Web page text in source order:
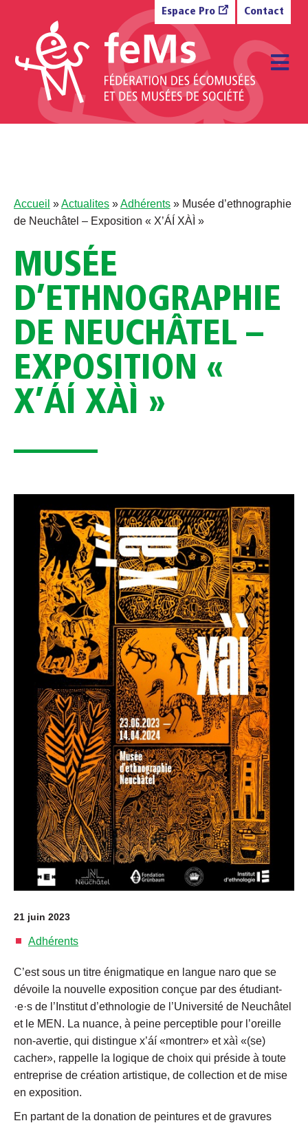
Espace Pro Contact
Accueil »Actualites »Adhérents » Musée d’ethnographie
de Neuchâtel – Exposition « X’ÁÍ XÀÌ »
MUSÉE
D’ETHNOGRAPHIE
DE NEUCHÂTEL –
EXPOSITION «
X’ÁÍ XÀÌ »
21 juin 2023
Adhérents
C’est sous un titre énigmatique en langue naro que se
dévoile la nouvelle exposition conçue par des étudiant­
·e·s de l’Institut d’ethnologie de l’Université de Neuchâtel
et le MEN. La nuance, à peine perceptible pour l’oreille
non-avertie, qui distingue x’áí «montrer» et xàì «(se)
cacher», rappelle la logique de choix qui préside à toute
entreprise de création artistique, de collection et de mise
en exposition.
En partant de la donation de peintures et de gravures